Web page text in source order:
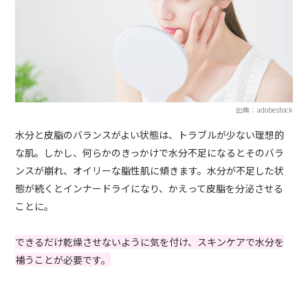
出典：adobestock
水分と皮脂のバランスがよい状態は、トラブルが少ない理想的
な肌。しかし、何らかのきっかけで水分不足になるとそのバラ
ンスが崩れ、オイリーな脂性肌に傾きます。水分が不足した状
態が続くとインナードライになり、かえって皮脂を分泌させる
ことに。
できるだけ乾燥させないように気を付け、スキンケアで水分を
補うことが必要です。